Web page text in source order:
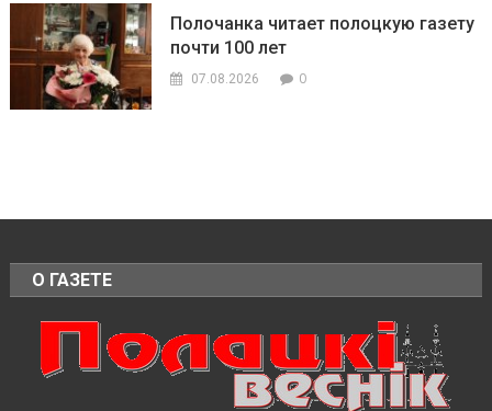
Полочанка читает полоцкую газету
почти 100 лет
07.08.2026 0
О ГАЗЕТЕ